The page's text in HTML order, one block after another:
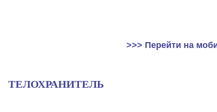
>>> Перейти на
ТЕЛОХРАНИТЕЛЬ